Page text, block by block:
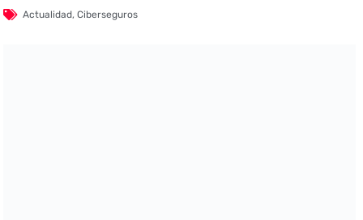
Actualidad,Ciberseguros